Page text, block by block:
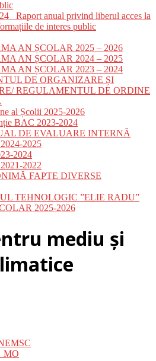
Raport anual privind liberul acces la
de interes public
AN ȘCOLAR 2025 – 2026
AN ȘCOLAR 2024 – 2025
AN ȘCOLAR 2023 – 2024
DE ORGANIZARE ȘI
REGULAMENTUL DE ORDINE
al Școlii 2025-2026
BAC 2023-2024
DE EVALUARE INTERNĂ
2025
2024
2022
FAPTE DIVERSE
TEHNOLOGIC ”ELIE RADU”
2025-2026
mediu și